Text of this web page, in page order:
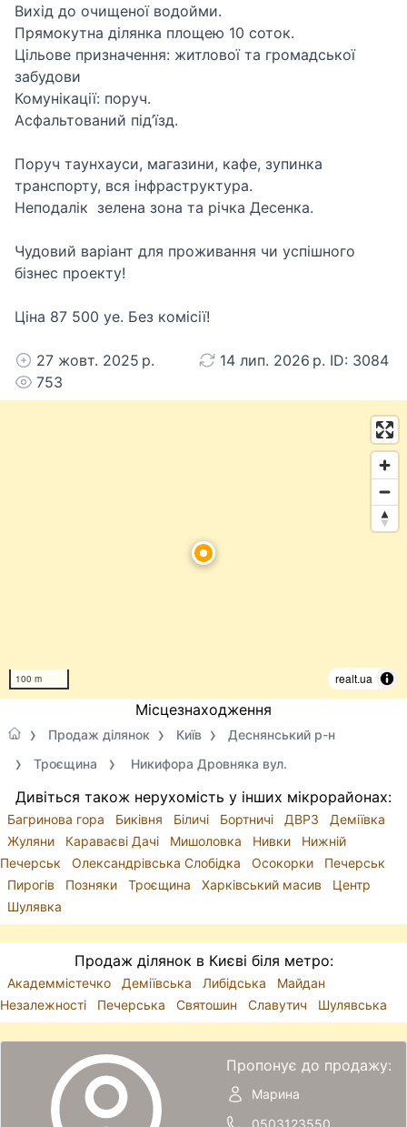
Вихід до очищеної водойми.
Прямокутна ділянка площею 10 соток.
Цільове призначення: житлової та громадської
забудови
Комунікації: поруч.
Асфальтований під’їзд.
Поруч таунхауси, магазини, кафе, зупинка
транспорту, вся інфраструктура.
Неподалік зелена зона та річка Десенка.
Чудовий варіант для проживання чи успішного
бізнес проекту!
Ціна 87 500 уе. Без комісії!
27 жовт. 2025 р.
14 лип. 2026 р. ID: 3084
753
100 m realt.ua
Місцезнаходження
Продаж ділянок Київ
Деснянський р-н
Троєщина
Никифора Дровняка вул.
Дивіться також нерухомість у інших мікрорайонах:
Багринова гора Биківня Біличі Бортничі ДВРЗ
Деміївка
Жуляни
Караваєві Дачі Мишоловка Нивки
Нижній
Печерськ
Олександрівська Слобідка Осокорки
Печерськ
Пирогів
Позняки Троєщина Харківський масив
Центр
Шулявка
Продаж ділянок в Києві біля метро:
Академмістечко Деміївська Либідська
Майдан
Незалежності
Печерська Святошин Славутич Шулявська
Пропонує до продажу:
Марина
0503123550